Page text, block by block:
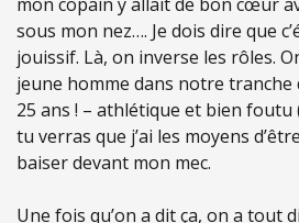
sous mon nez…. Je dois dire que
jouissif. Là, on inverse les rôles.
jeune homme dans notre tranche
25 ans ! – athlétique et bien
tu verras que j’ai les moyens
baiser devant mon mec.
Une fois qu’on a dit ça, on a tout